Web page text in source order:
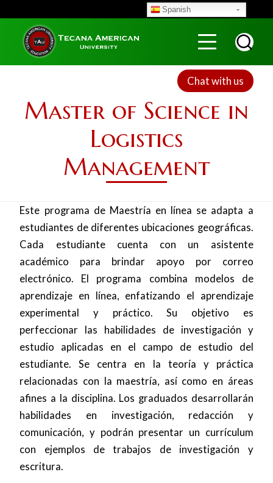
content
Menu
Top
Spanish
Chat with us
Master of Science in
Logistics
Management
Este programa de Maestría en línea se adapta a
estudiantes de diferentes ubicaciones geográficas.
Cada estudiante cuenta con un asistente
académico para brindar apoyo por correo
electrónico. El programa combina modelos de
aprendizaje en línea, enfatizando el aprendizaje
experimental y práctico. Su objetivo es
perfeccionar las habilidades de investigación y
estudio aplicadas en el campo de estudio del
estudiante. Se centra en la teoría y práctica
relacionadas con la maestría, así como en áreas
afines a la disciplina. Los graduados desarrollarán
habilidades en investigación, redacción y
comunicación, y podrán presentar un currículum
con ejemplos de trabajos de investigación y
escritura.